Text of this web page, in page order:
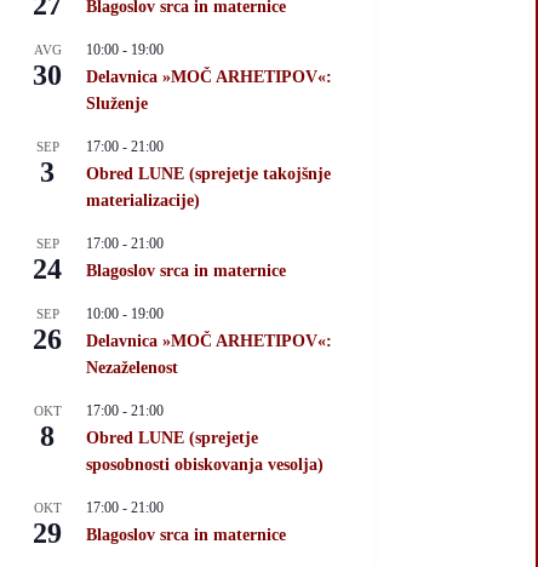
Blagoslov srca in maternice
AVG
30
10:00 - 19:00
Delavnica »MOČ ARHETIPOV«:
Služenje
SEP
3
17:00 -21:00
Obred LUNE (sprejetje takojšnje
materializacije)
SEP
24
17:00 -21:00
Blagoslov srca in maternice
SEP
26
10:00 - 19:00
Delavnica »MOČ ARHETIPOV«:
Nezaželenost
OKT
8
17:00 -21:00
Obred LUNE (sprejetje
sposobnosti obiskovanja vesolja)
OKT
29
17:00 -21:00
Blagoslov srca in maternice